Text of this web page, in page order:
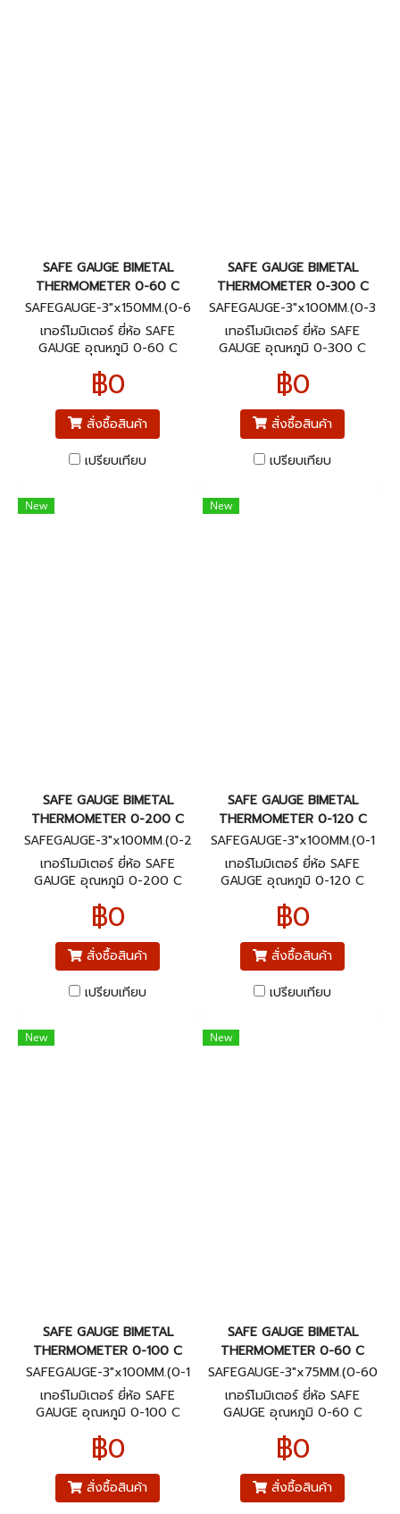
SAFE GAUGE BIMETAL
THERMOMETER 0-60 C
SAFEGAUGE-3"x150MM.(0-6
0C)BACK
เทอร์โมมิเตอร์ ยี่ห้อ SAFE
GAUGE อุณหภูมิ 0-60 C
เกลียวออกหลัง 1/2"NPT
฿0
สั่งซื้อสินค้า
เปรียบเทียบ
SAFE GAUGE BIMETAL
THERMOMETER 0-300 C
SAFEGAUGE-3"x100MM.(0-3
00C)BACK
เทอร์โมมิเตอร์ ยี่ห้อ SAFE
GAUGE อุณหภูมิ 0-300 C
เกลียวออกหลัง 1/2"NPT
฿0
สั่งซื้อสินค้า
เปรียบเทียบ
New
SAFE GAUGE BIMETAL
THERMOMETER 0-200 C
SAFEGAUGE-3"x100MM.(0-2
00C)BACK
เทอร์โมมิเตอร์ ยี่ห้อ SAFE
GAUGE อุณหภูมิ 0-200 C
เกลียวออกหลัง 1/2"NPT
฿0
สั่งซื้อสินค้า
เปรียบเทียบ
New
SAFE GAUGE BIMETAL
THERMOMETER 0-120 C
SAFEGAUGE-3"x100MM.(0-1
20C)BACK
เทอร์โมมิเตอร์ ยี่ห้อ SAFE
GAUGE อุณหภูมิ 0-120 C
เกลียวออกหลัง 1/2"NPT
฿0
สั่งซื้อสินค้า
เปรียบเทียบ
New
SAFE GAUGE BIMETAL
THERMOMETER 0-100 C
SAFEGAUGE-3"x100MM.(0-1
00C)BACK
เทอร์โมมิเตอร์ ยี่ห้อ SAFE
GAUGE อุณหภูมิ 0-100 C
เกลียวออกหลัง 1/2"NPT
฿0
สั่งซื้อสินค้า
New
SAFE GAUGE BIMETAL
THERMOMETER 0-60 C
SAFEGAUGE-3"x75MM.(0-60
C)BACK
เทอร์โมมิเตอร์ ยี่ห้อ SAFE
GAUGE อุณหภูมิ 0-60 C
เกลียวออกหลัง 1/2"NPT
฿0
สั่งซื้อสินค้า